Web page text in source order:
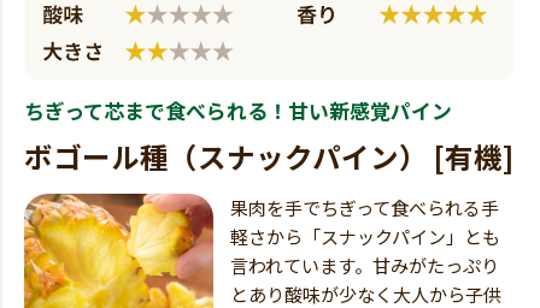
ちぎって芯まで食べられる！甘い新感覚パイン
ボゴール種（スナックパイン） [有機]
果肉を手でちぎって食べられる手
軽さから「スナックパイン」とも
言われています。甘みがたっぷり
とあり酸味が少なく大人から子供